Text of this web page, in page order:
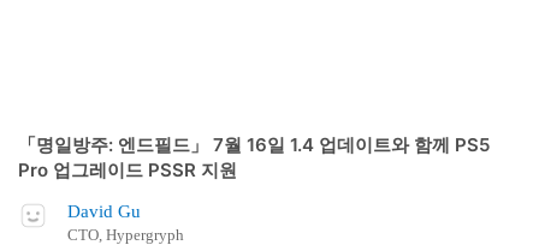
「명일방주: 엔드필드」 7월 16일 1.4 업데이트와 함께 PS5
Pro 업그레이드 PSSR 지원
David Gu
CTO, Hypergryph